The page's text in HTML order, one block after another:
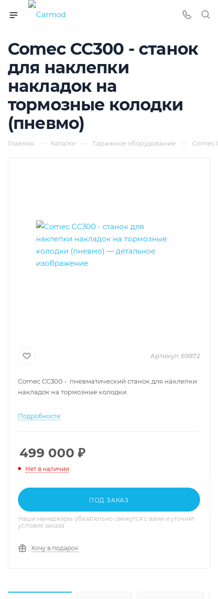
Comec CC300 - станок
для наклепки
накладок на
тормозные колодки
(пневмо)
Главная — Каталог — Гаражное оборудование — Comec
Артикул: 69872
Comec CC300 - пневматический станок для наклепки
накладок на тормозные колодки.
Подробности
499 000 ₽
Нет в наличии
ПОД ЗАКАЗ
Наши менеджеры обязательно свяжутся с вами и уточнят
условия заказа
Хочу в подарок